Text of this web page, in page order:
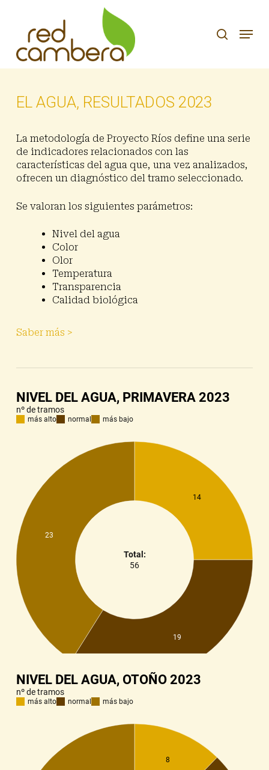
content
Menu
EL AGUA, RESULTADOS 2023
La metodología de Proyecto Ríos define una serie
de indicadores relacionados con las
características del agua que, una vez analizados,
ofrecen un diagnóstico del tramo seleccionado.
Se valoran los siguientes parámetros:
Nivel del agua
Color
Olor
Temperatura
Transparencia
Calidad biológica
Saber más >